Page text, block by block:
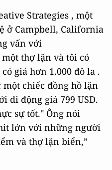
Strategies , một
ở Campbell, California
vấn với
thợ lặn và tôi có
giá hơn 1.000 đô la .
chiếc đồng hồ lặn
di động giá 799 USD.
sự tốt." Ông nói
lớn với những người
và thợ lặn biển,”